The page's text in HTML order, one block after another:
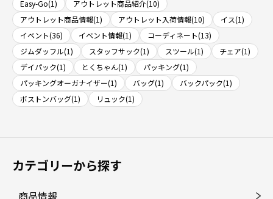
Easy-Go(1)
アウトレット商品紹介(10)
アウトレット商品情報(1)
アウトレット入荷情報(10)
イス(1)
イベント(36)
イベント情報(1)
コーディネート(13)
ジムダッフル(1)
スタッフサック(1) スツール(1)
チェア(1)
デイパック(1)
とくちゃん(1)
パッキング(1)
パッキングオーガナイザー(1)
バッグ(1)
バックパック(1)
ボストンバッグ(1)
リュック(1)
カテゴリーから探す
商品情報